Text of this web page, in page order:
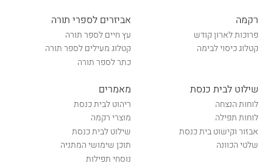
רקמה
פרוכות לארון קודש
קטלוג כיסוי לבימה
אביזרים לספרי תורה
עץ חיים לספר תורה
קטלוג מעילים לספר תורה
כתר לספר תורה
שילוט לבית כנסת
לוחות הנצחה
לוחות תפילה
אבזור וקישוט בית כנסת
שלטי הכוונה
מאמרים
ריהוט לבית כנסת
מוצרי רקמה
שילוט לבית כנסת
תוכן שימושי המתניה
נוסחי תפילות